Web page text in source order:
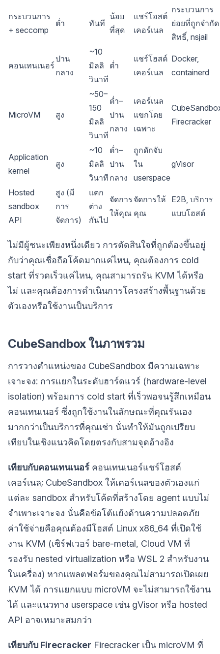
กระบวนการ
+ seccomp
ต่ำ ทันที
น้อย
ที่สุด
แชร์โฮสต์
เคอร์เนล
กระบวนการ
ย่อยที่ถูกจำกัด
สิทธิ์, nsjail
คอนเทนเนอร์
ปาน
กลาง
~10
มิลลิ
วินาที
ต่ำ
แชร์โฮสต์
เคอร์เนล
Docker,
containerd
MicroVM สูง
~50–
150
มิลลิ
วินาที
ต่ำ–
ปาน
กลาง
เคอร์เนล
แขกโดย
เฉพาะ
Firecracker
Application
kernel
สูง
~10
มิลลิ
วินาที
ต่ำ–
ปาน
กลาง
ถูกดักจับ
ใน
userspace
gVisor
Hosted
sandbox
API
สูง (มี
การ
จัดการ)
แตก
ต่าง
กันไป
จัดการ
ให้คุณ
จัดการให้
คุณ
E2B, บริการ
แบบโฮสต์
ไม่มีผู้ชนะเพียงหนึ่งเดียว การตัดสินใจที่ถูกต้องขึ้นอยู่
กับว่าคุณเชื่อถือโค้ดมากแค่ไหน, คุณต้องการ cold
start ที่รวดเร็วแค่ไหน, คุณสามารถรัน KVM ได้หรือ
ไม่ และคุณต้องการดำเนินการโครงสร้างพื้นฐานด้วย
ตัวเองหรือใช้งานเป็นบริการ
CubeSandbox ในภาพรวม
การวางตำแหน่งของ CubeSandbox มีความเฉพาะ
เจาะจง: การแยกในระดับฮาร์ดแวร์ (hardware-level
isolation) พร้อมการ cold start ที่เร็วพอจนรู้สึกเหมือน
คอนเทนเนอร์ ซึ่งถูกใช้งานในลักษณะที่คุณรันเอง
มากกว่าเป็นบริการที่คุณเช่า นั่นทำให้มันถูกเปรียบ
เทียบในเชิงแนวคิดโดยตรงกับสามจุดอ้างอิง
เทียบกับคอนเทนเนอร์ คอนเทนเนอร์แชร์โฮสต์
เคอร์เนล; CubeSandbox ให้เคอร์เนลของตัวเองแก่
แต่ละ sandbox สำหรับโค้ดที่สร้างโดย agent แบบไม่
จำเพาะเจาะจง นั่นคือข้อโต้แย้งด้านความปลอดภัย
ค่าใช้จ่ายคือคุณต้องมีโฮสต์ Linux x86_64 ที่เปิดใช้
งาน KVM (เซิร์ฟเวอร์ bare-metal, Cloud VM ที่
รองรับ nested virtualization หรือ WSL 2 สำหรับงาน
ในเครื่อง) หากแพลตฟอร์มของคุณไม่สามารถเปิดเผย
KVM ได้ การแยกแบบ microVM จะไม่สามารถใช้งาน
ได้ และแนวทาง userspace เช่น gVisor หรือ hosted
API อาจเหมาะสมกว่า
เทียบกับ Firecracker Firecracker เป็น microVM ที่